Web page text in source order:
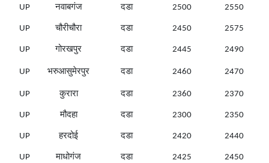
UP नवाबगंज दडा 2500 2550
UP चौरीचौरा दडा 2450 2575
UP गोरखपुर दडा 2445 2490
UP भरुआसुमेरपुर दडा 2460 2470
UP कुरारा दडा 2360 2370
UP मौदहा दडा 2300 2350
UP हरदोई दडा 2420 2440
UP माधोगंज दडा 2425 2450